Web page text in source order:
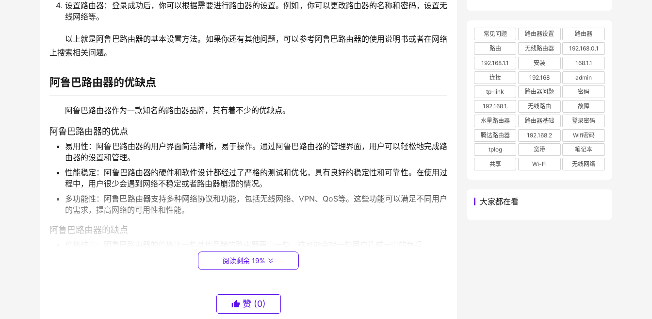
设置路由器：登录成功后，你可以根据需要进行路由器的设置。例如，你可以更改路由器的名称和密码，设置无
线网络等。
以上就是阿鲁巴路由器的基本设置方法。如果你还有其他问题，可以参考阿鲁巴路由器的使用说明书或者在网络
上搜索相关问题。
阿鲁巴路由器的优缺点
阿鲁巴路由器作为一款知名的路由器品牌，其有着不少的优缺点。
阿鲁巴路由器的优点
易用性：阿鲁巴路由器的用户界面简洁清晰，易于操作。通过阿鲁巴路由器的管理界面，用户可以轻松地完成路
由器的设置和管理。
性能稳定：阿鲁巴路由器的硬件和软件设计都经过了严格的测试和优化，具有良好的稳定性和可靠性。在使用过
程中，用户很少会遇到网络不稳定或者路由器崩溃的情况。
多功能性：阿鲁巴路由器支持多种网络协议和功能，包括无线网络、VPN、QoS等。这些功能可以满足不同用户
的需求，提高网络的可用性和性能。
阿鲁巴路由器的缺点
配置要求较高：阿鲁巴路由器的配置需要一定的技术水平和经验，对于不熟悉网络技术的用户来说，可能会有一
阅读剩余 19%
赞 (0)
常见问题 路由器设置
路由器
路由
无线路由器
192.168.0.1
192.168.1.1
安装
168.1.1
连接
192.168
admin
tp-link
路由器问题
密码
192.168.1.
无线路由
故障
水星路由器
路由器基础
登录密码
腾达路由器
192.168.2
Wifi密码
tplog
宽带
笔记本
共享
Wi-Fi 无线网络
大家都在看